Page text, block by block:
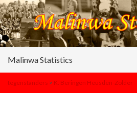
Malinwa Statistics
tegenstanders > K. Beringen Heusden-Zolder